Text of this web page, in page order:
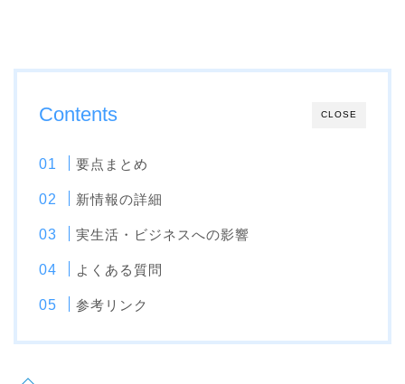
CLOSE
Contents
要点まとめ
新情報の詳細
実生活・ビジネスへの影響
よくある質問
参考リンク